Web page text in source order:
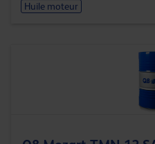
Huile moteur